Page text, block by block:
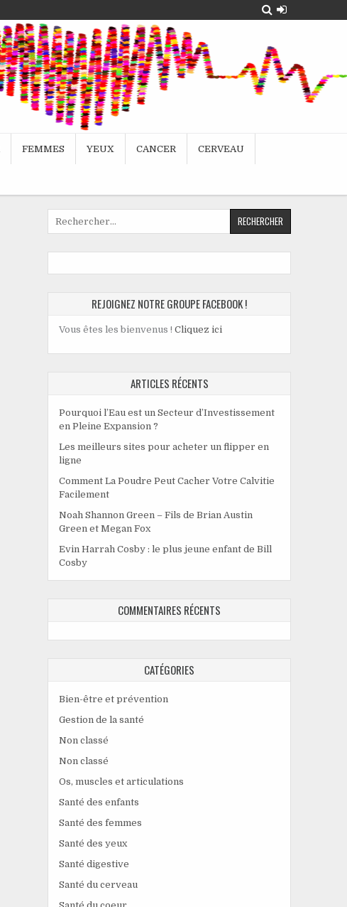
FEMMES YEUX CANCER CERVEAU
REJOIGNEZ NOTRE GROUPE FACEBOOK !
Vous êtes les bienvenus ! Cliquez ici
ARTICLES RÉCENTS
Pourquoi l’Eau est un Secteur d’Investissement
en Pleine Expansion ?
Les meilleurs sites pour acheter un flipper en
ligne
Comment La Poudre Peut Cacher Votre Calvitie
Facilement
Noah Shannon Green – Fils de Brian Austin
Green et Megan Fox
Evin Harrah Cosby : le plus jeune enfant de Bill
Cosby
COMMENTAIRES RÉCENTS
CATÉGORIES
Bien-être et prévention
Gestion de la santé
Non classé
Non classé
Os, muscles et articulations
Santé des enfants
Santé des femmes
Santé des yeux
Santé digestive
Santé du cerveau